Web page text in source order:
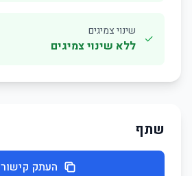
✓
שינוי צמיגים
ללא שינוי צמיגים
שתף
העתק קישור